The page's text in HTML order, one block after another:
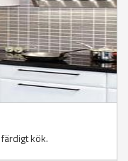
kök.